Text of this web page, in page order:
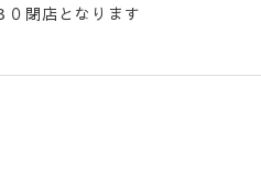
０閉店となります